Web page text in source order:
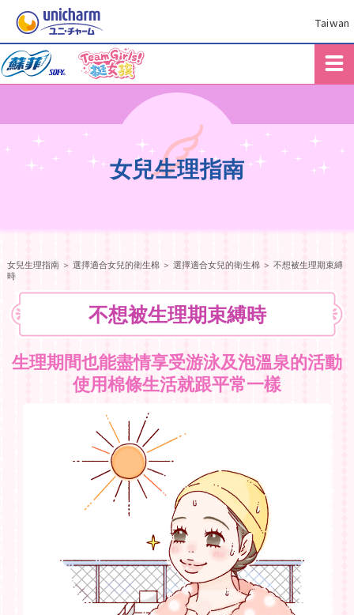
Taiwan
女兒生理指南
女兒生理指南＞ 選擇適合女兒的衛生棉＞ 選擇適合女兒的衛生棉 ＞ 不想被生理期束縛
時
不想被生理期束縛時
生理期間也能盡情享受游泳及泡溫泉的活動
使用棉條生活就跟平常一樣